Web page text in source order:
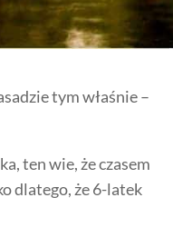
tym właśnie –
ten wie, że czasem
dlatego, że 6-latek